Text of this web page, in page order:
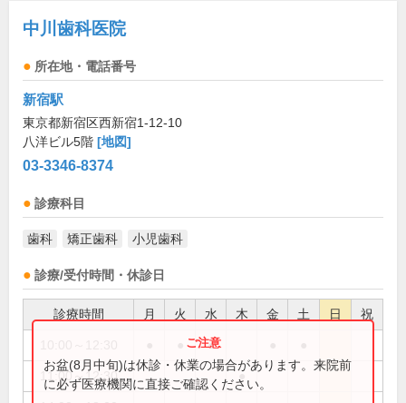
中川歯科医院
所在地・電話番号
新宿駅
東京都新宿区西新宿1-12-10
八洋ビル5階 [地図]
03-3346-8374
診療科目
歯科 矯正歯科 小児歯科
診療/受付時間・休診日
診療時間 月 火 水 木 金 土 日 祝
●
11:00～12:30 ●
お盆(8月中旬)は休診・休業の場合があります。来院前
に必ず医療機関に直接ご確認ください。